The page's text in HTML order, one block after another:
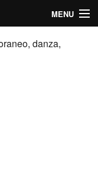
MENU
danza,